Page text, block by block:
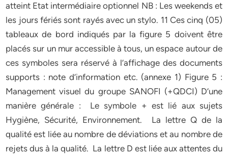
atteint Etat intermédiaire optionnel NB : Les weekends et
les jours fériés sont rayés avec un stylo. 11 Ces cinq (05)
tableaux de bord indiqués par la figure 5 doivent être
placés sur un mur accessible à tous, un espace autour de
ces symboles sera réservé à l’affichage des documents
supports : note d’information etc. (annexe 1) Figure 5 :
Management visuel du groupe SANOFI (+QDCI) D’une
manière générale : Le symbole + est lié aux sujets
Hygiène, Sécurité, Environnement. La lettre Q de la
qualité est liée au nombre de déviations et au nombre de
rejets dus à la qualité. La lettre D est liée aux attentes du